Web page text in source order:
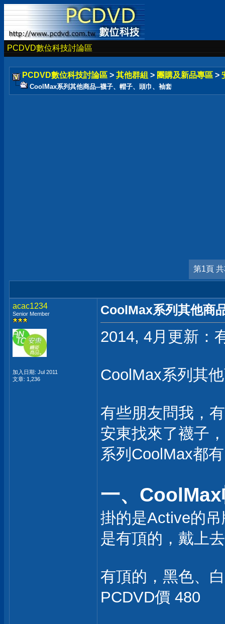
PCDVD數位科技討論區
PCDVD數位科技討論區 > 其他群組 > 團購及新品專區 >
CoolMax系列其他商品--襪子、帽子、頭巾、袖套
第1頁
acac1234
Senior Member
加入日期: Jul 2011
文章: 1,236
CoolMax系列其他商
2014, 4月更新：
CoolMax系列其
有些朋友問我，
安東找來了襪子
系列CoolMax都
一、
掛的是Active的
是有頂的，戴上
有頂的，黑色、
PCDVD價 480